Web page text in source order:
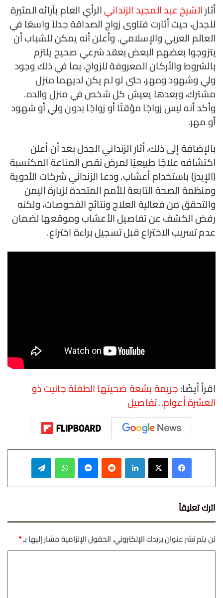
أثارالشيخ عبد المجيد الزندانيالرأي العام بآرائه المثيرة
للجدل، حيث أثارت فتاوى زواج الصداقة جدلاً واسعًا في
العالم العربي والإسلامي. وأعلن أنه يمكن للشباب أن
يتزوجوا بعضهم البعض بعقد شرعي صحيح يلتزم
بالشروط والأركان المعروفة للزواج، بما في ذلك وجود
ولي وشهود ومهر، حتى لو لم يكن لديهما منزل
مشترك، وبعدها يعيش كل شخص في منزل والده.
وأكد أنه ليس زواجًا مؤقتًا أو زواجًا بدون ولي أو شهود
أو مهر.
بالإضافة إلى ذلك، أثار الزنداني الجدل بعد أن أعلن
اكتشافه علاجًا طبيعيًا لمرض نقص المناعة المكتسبة
(الإيدز) باستخدام أعشاب. ودعا الزنداني شركات الأدوية
ومنظمة الصحة التابعة للأمم المتحدة لزيارة اليمن
والتحقق من فعالية العلاج ونتائج الفحوصات، ولكنه
رفض الكشف عن تفاصيل الأعشاب وموقعها لضمان
عدم تسريب الاختراع قبل تسجيل براءة اختراع.
اقرأ أيضًا:جريمة بشعة ضحيتها الطفلة جانيت ذو
العشرة أعوام.. تفاصيل
فيسبوك ‫X لينكدإن واتساب
اترك تعليقاً
لن يتم نشر عنوان بريدك الإلكتروني.الحقول الإلزامية مشار إليها بـ*